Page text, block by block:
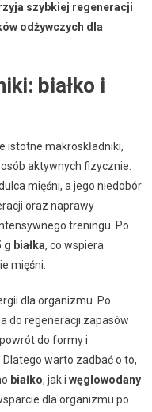
szybkiej regeneracji
odżywczych dla
białko i
istotne makroskładniki,
aktywnych fizycznie.
mięśni, a jego niedobór
oraz naprawy
treningu. Po
g białka, co wspiera
mięśni.
dla organizmu. Po
do regeneracji zapasów
do formy i
warto zadbać o to,
białko, jak i węglowodany
dla organizmu po